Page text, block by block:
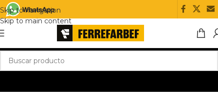
Skip to navigation
Skip to main content